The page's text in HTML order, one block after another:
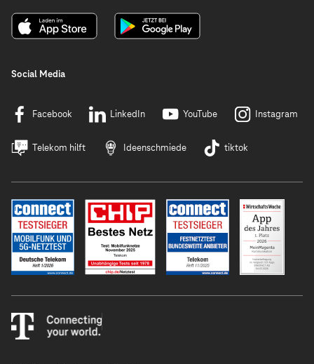
Social Media
Facebook LinkedIn YouTube Instagram
Telekom hilft Ideenschmiede tiktok